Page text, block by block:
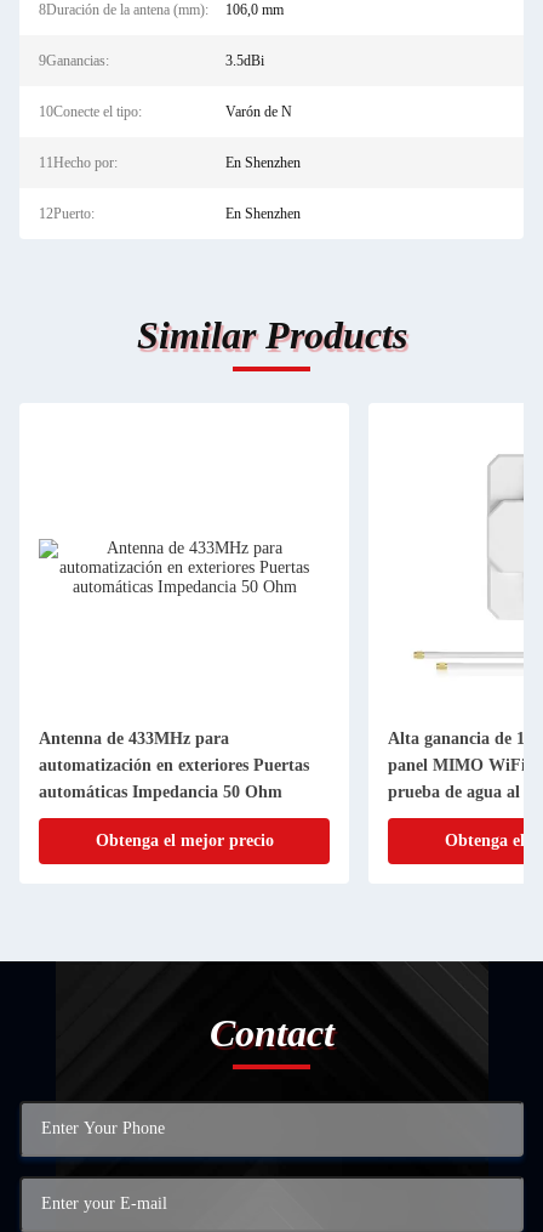
8Duración de la antena (mm): 106,0 mm
9Ganancias: 3.5dBi
10Conecte el tipo: Varón de N
11Hecho por: En Shenzhen
12Puerto: En Shenzhen
Similar Products
Antenna de 433MHz para
automatización en exteriores Puertas
automáticas Impedancia 50 Ohm
Obtenga el mejor precio
Alta ganancia de
panel MIMO WiFi
prueba de agua al
Obtenga el
Contact